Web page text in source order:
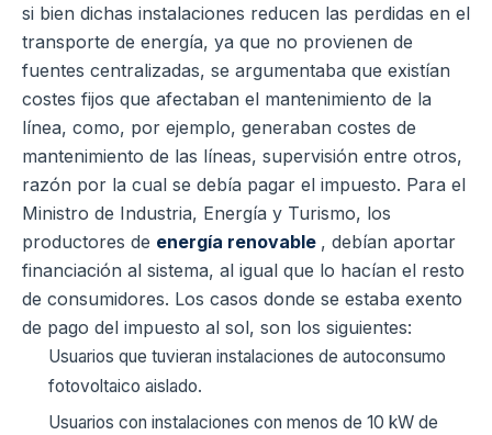
si bien dichas instalaciones reducen las perdidas en el
transporte de energía, ya que no provienen de
fuentes centralizadas, se argumentaba que existían
costes fijos que afectaban el mantenimiento de la
línea, como, por ejemplo, generaban costes de
mantenimiento de las líneas, supervisión entre otros,
razón por la cual se debía pagar el impuesto. Para el
Ministro de Industria, Energía y Turismo, los
productores de energía renovable , debían aportar
financiación al sistema, al igual que lo hacían el resto
de consumidores. Los casos donde se estaba exento
de pago del impuesto al sol, son los siguientes:
Usuarios que tuvieran instalaciones de autoconsumo
fotovoltaico aislado.
Usuarios con instalaciones con menos de 10 kW de